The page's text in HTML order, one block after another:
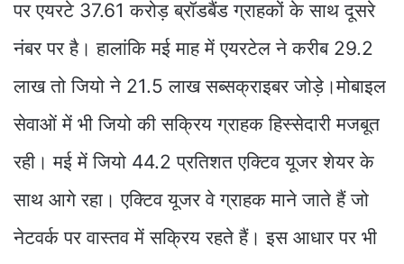
पर एयरटे 37.61 करोड़ ब्रॉडबैंड ग्राहकों के साथ दूसरे
नंबर पर है। हालांकि मई माह में एयरटेल ने करीब 29.2
लाख तो जियो ने 21.5 लाख सब्सक्राइबर जोड़े।मोबाइल
सेवाओं में भी जियो की सक्रिय ग्राहक हिस्सेदारी मजबूत
रही। मई में जियो 44.2 प्रतिशत एक्टिव यूजर शेयर के
साथ आगे रहा। एक्टिव यूजर वे ग्राहक माने जाते हैं जो
नेटवर्क पर वास्तव में सक्रिय रहते हैं। इस आधार पर भी